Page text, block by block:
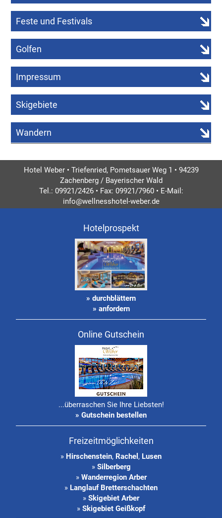
Feste und Festivals
Golfen
Impressum
Skigebiete
Wandern
Hotel Weber • Triefenried, Pometsauer Weg 1 • 94239
Zachenberg / Bayerischer Wald
Tel.: 09921/2426 • Fax: 09921/7960 • E-Mail:
info@wellnesshotel-weber.de
Hotelprospekt
» durchblättern
» anfordern
Online Gutschein
...überraschen Sie Ihre Liebsten!
» Gutschein bestellen
Freizeitmöglichkeiten
» Hirschenstein, Rachel , Lusen
» Silberberg
» Wanderregion Arber
» Langlauf Bretterschachten
» Skigebiet Arber
» Skigebiet Geißkopf